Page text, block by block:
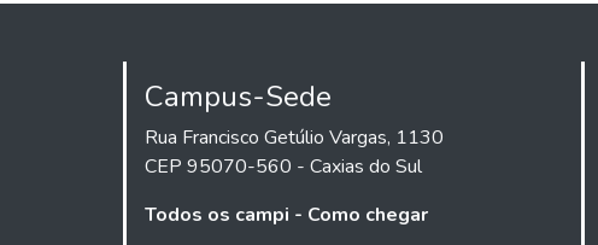
Campus-Sede
Rua Francisco Getúlio Vargas, 1130
CEP 95070-560 - Caxias do Sul
Todos os campi - Como chegar